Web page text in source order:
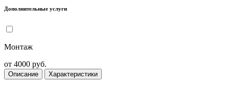
Дополнительные услуги
Монтаж
от 4000 руб.
Описание Характеристики